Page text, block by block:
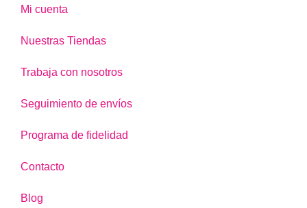
Mi cuenta
Nuestras Tiendas
Trabaja con nosotros
Seguimiento de envíos
Programa de fidelidad
Contacto
Blog